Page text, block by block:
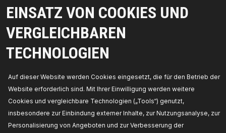
EINSATZ VON COOKIES UND
VERGLEICHBAREN
TECHNOLOGIEN
Auf dieser Website werden Cookies eingesetzt, die für den Betrieb der
Website erforderlich sind. Mit Ihrer Einwilligung werden weitere
Cookies und vergleichbare Technologien („Tools“) genutzt,
insbesondere zur Einbindung externer Inhalte, zur Nutzungsanalyse, zur
Personalisierung von Angeboten und zur Verbesserung der
ÜBER DIE OEM-NUMMER
PASSENDE FAHRZEUGE
MEISTVERKAUFTE PRODUKTE IN IHREM LAND
KOMPATIBLE TEILE